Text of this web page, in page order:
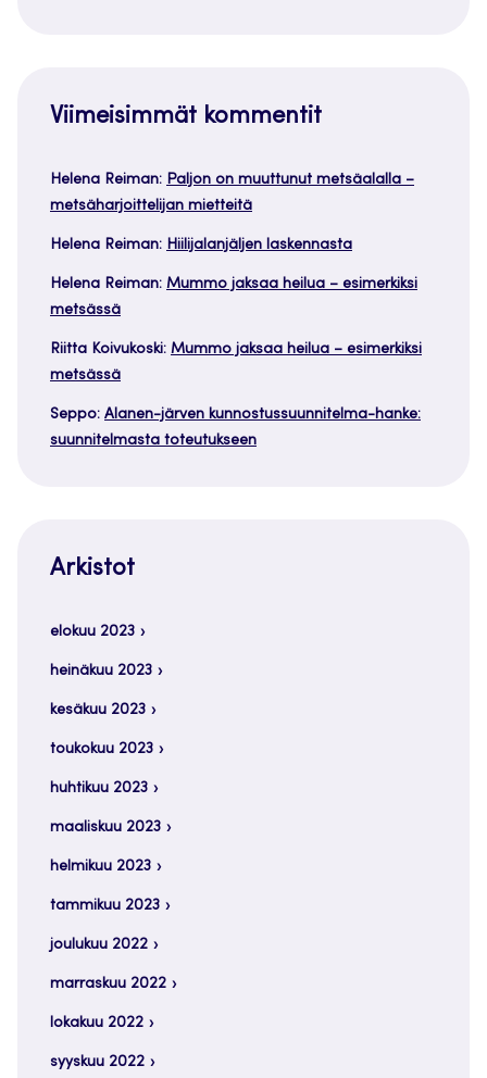
Viimeisimmät kommentit
Helena Reiman: Paljon on muuttunut metsäalalla –
metsäharjoittelijan mietteitä
Helena Reiman: Hiilijalanjäljen laskennasta
Helena Reiman: Mummo jaksaa heilua – esimerkiksi
metsässä
Riitta Koivukoski: Mummo jaksaa heilua – esimerkiksi
metsässä
Seppo: Alanen-järven kunnostussuunnitelma-hanke:
suunnitelmasta toteutukseen
Arkistot
elokuu 2023
heinäkuu 2023
kesäkuu 2023
toukokuu 2023
huhtikuu 2023
maaliskuu 2023
helmikuu 2023
tammikuu 2023
joulukuu 2022
marraskuu 2022
lokakuu 2022
syyskuu 2022